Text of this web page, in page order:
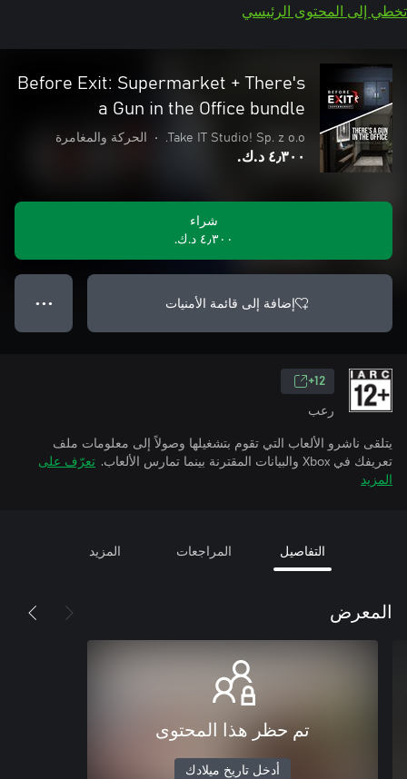
تخطي إلى المحتوى الرئيسي
Before Exit: Supermarket + There's
a Gun in the Office bundle
Take IT Studio! Sp. z o.o.
• الحركة والمغامرة
٤٫٣٠٠ د.ك.‏
شراء
٤٫٣٠٠ د.ك.‏
إضافة إلى قائمة الأمنيات ● ● ●
12+
رعب
يتلقى ناشرو الألعاب التي تقوم بتشغيلها وصولاً إلى معلومات ملف
تعريفك في Xbox والبيانات المقترنة بينما تمارس الألعاب.
تعرّف على
المزيد
التفاصيل المراجعات المزيد
المعرض
تم حظر هذا المحتوى
أدخل تاريخ ميلادك